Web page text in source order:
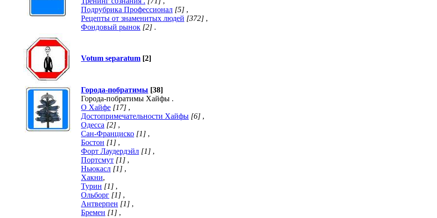
Подрубрика Профессионал [5] ,
Рецепты от знаменитых людей [372] ,
Фондовый рынок [2] .
Votum separatum [2]
Города-побратимы [38]
Города-побратимы Хайфы .
О Хайфе [17] ,
Достопримечательности Хайфы [6] ,
Одесса [2] ,
Сан-Франциско [1] ,
Бостон [1] ,
Форт Лаудердэйл [1] ,
Портсмут [1] ,
Ньюкасл [1] ,
Хакни,
Турин [1] ,
Ольборг [1] ,
Антверпен [1] ,
Бремен [1] ,